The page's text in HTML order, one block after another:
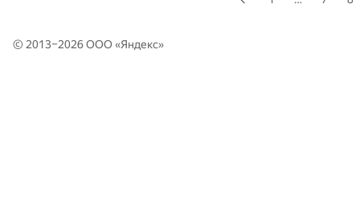
© 2013–2026 ООО «Яндекс»